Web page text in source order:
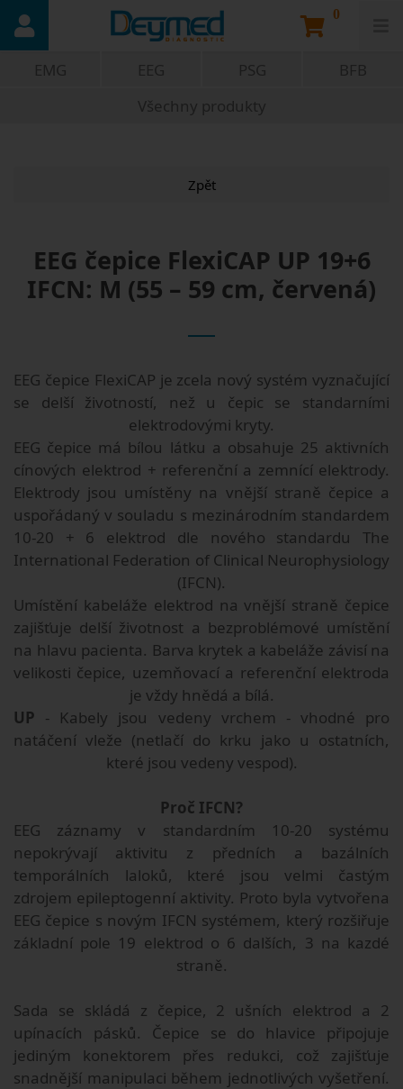
0
EMG EEG PSG
BFB
Všechny produkty
Zpět
EEG čepice FlexiCAP UP 19+6
IFCN: M (55 – 59 cm, červená)
EEG čepice FlexiCAP je zcela nový systém vyznačující
se delší životností, než u čepic se standarními
elektrodovými kryty.
EEG čepice má bílou látku a obsahuje 25 aktivních
cínových elektrod + referenční a zemnící elektrody.
Elektrody jsou umístěny na vnější straně čepice a
uspořádaný v souladu s mezinárodním standardem
10-20 + 6 elektrod dle nového standardu The
International Federation of Clinical Neurophysiology
(IFCN).
Umístění kabeláže elektrod na vnější straně čepice
zajišťuje delší životnost a bezproblémové umístění
na hlavu pacienta. Barva krytek a kabeláže závisí na
velikosti čepice, uzemňovací a referenční elektroda
je vždy hnědá a bílá.
UP - Kabely jsou vedeny vrchem - vhodné pro
natáčení vleže (netlačí do krku jako u ostatních,
které jsou vedeny vespod).
Proč IFCN?
EEG záznamy v standardním 10-20 systému
nepokrývají aktivitu z předních a bazálních
temporálních laloků, které jsou velmi častým
zdrojem epileptogenní aktivity. Proto byla vytvořena
EEG čepice s novým IFCN systémem, který rozšiřuje
základní pole 19 elektrod o 6 dalších, 3 na kazdé
straně.
Sada se skládá z čepice, 2 ušních elektrod a 2
upínacích pásků. Čepice se do hlavice připojuje
jediným konektorem přes redukci, což zajišťuje
snadnější manipulaci během jednotlivých vyšetření.